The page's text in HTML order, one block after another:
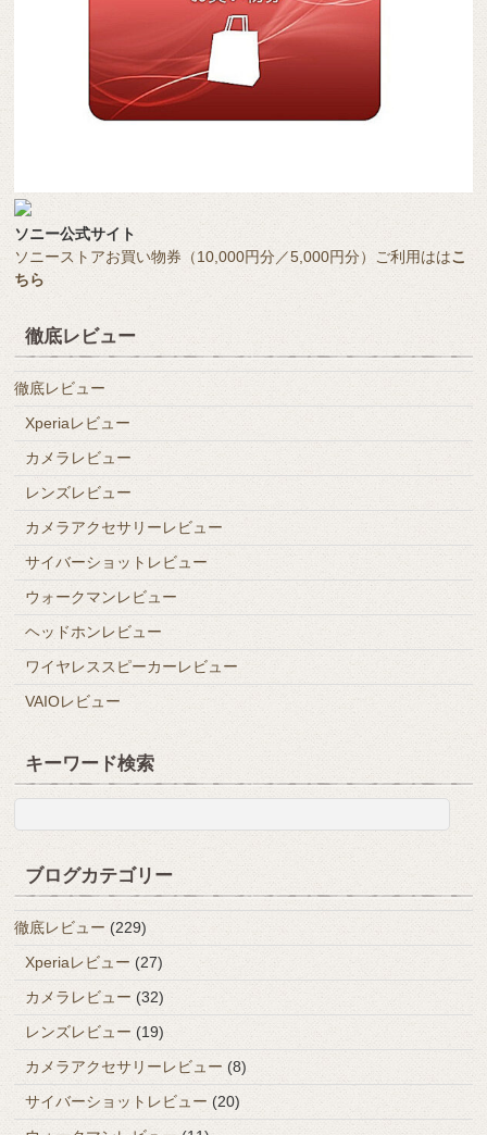
ソニー公式サイト
ソニーストアお買い物券（10,000円分／5,000円分）ご利用ははこ
ちら
徹底レビュー
徹底レビュー
Xperiaレビュー
カメラレビュー
レンズレビュー
カメラアクセサリーレビュー
サイバーショットレビュー
ウォークマンレビュー
ヘッドホンレビュー
ワイヤレススピーカーレビュー
VAIOレビュー
キーワード検索
ブログカテゴリー
徹底レビュー (229)
Xperiaレビュー (27)
カメラレビュー (32)
レンズレビュー (19)
カメラアクセサリーレビュー (8)
サイバーショットレビュー (20)